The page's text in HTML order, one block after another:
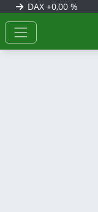
DAX +0,00 %